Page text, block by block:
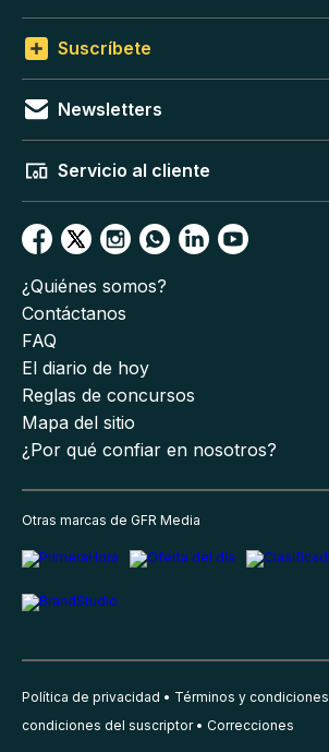
Suscríbete
Newsletters
Servicio al cliente
¿Quiénes somos?
Contáctanos
FAQ
El diario de hoy
Reglas de concursos
Mapa del sitio
¿Por qué confiar en nosotros?
Otras marcas de GFR Media
Política de privacidad Términos y condiciones
condiciones del suscriptor
Correcciones